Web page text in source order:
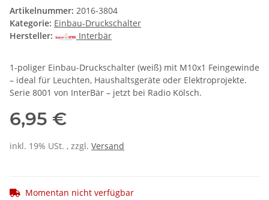
Artikelnummer: 2016-3804
Kategorie: Einbau-Druckschalter
Hersteller:
Interbär
1-poliger Einbau-Druckschalter (weiß) mit M10x1 Feingewinde
– ideal für Leuchten, Haushaltsgeräte oder Elektroprojekte.
Serie 8001 von InterBär – jetzt bei Radio Kölsch.
6,95 €
inkl. 19% USt. , zzgl. Versand
Momentan nicht verfügbar